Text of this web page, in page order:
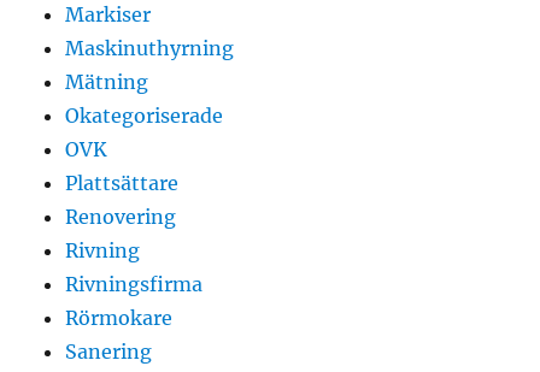
Markiser
Maskinuthyrning
Mätning
Okategoriserade
OVK
Plattsättare
Renovering
Rivning
Rivningsfirma
Rörmokare
Sanering